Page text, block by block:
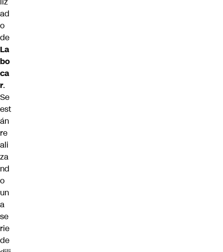
ad
o
de
La
bo
ca
r.
Se
est
án
re
ali
za
nd
o
un
a
se
rie
de